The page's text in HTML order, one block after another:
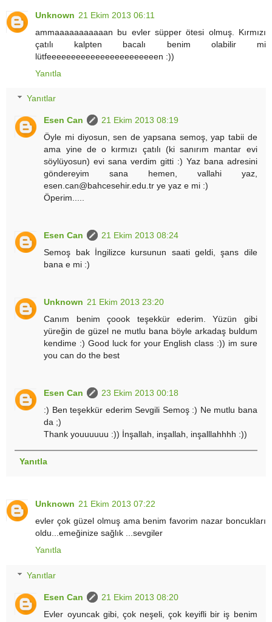
Unknown 21 Ekim 2013 06:11
ammaaaaaaaaaaan bu evler süpper ötesi olmuş. Kırmızı
çatılı kalpten bacalı benim olabilir mi
lütfeeeeeeeeeeeeeeeeeeeeeeen :))
Yanıtla
Yanıtlar
Esen Can
21 Ekim 2013 08:19
Öyle mi diyosun, sen de yapsana semoş, yap tabii de
ama yine de o kırmızı çatılı (ki sanırım mantar evi
söylüyosun) evi sana verdim gitti :) Yaz bana adresini
göndereyim sana hemen, vallahi yaz,
esen.can@bahcesehir.edu.tr ye yaz e mi :)
Öperim.....
Esen Can
21 Ekim 2013 08:24
Semoş bak İngilizce kursunun saati geldi, şans dile
bana e mi :)
Unknown 21 Ekim 2013 23:20
Canım benim çoook teşekkür ederim. Yüzün gibi
yüreğin de güzel ne mutlu bana böyle arkadaş buldum
kendime :) Good luck for your English class :)) im sure
you can do the best
Esen Can
23 Ekim 2013 00:18
:) Ben teşekkür ederim Sevgili Semoş :) Ne mutlu bana
da ;)
Thank youuuuuu :)) İnşallah, inşallah, inşalllahhhh :))
Yanıtla
Unknown 21 Ekim 2013 07:22
evler çok güzel olmuş ama benim favorim nazar boncukları
oldu...emeğinize sağlık ...sevgiler
Yanıtla
Yanıtlar
Esen Can
21 Ekim 2013 08:20
Evler oyuncak gibi, çok neşeli, çok keyifli bir iş benim